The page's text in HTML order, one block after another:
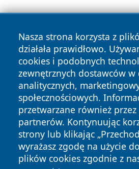
Nasza strona korzysta z
działała prawidłowo.
cookies i podobnych
zewnętrznych dostawców w
analitycznych,
społecznościowych.
przetwarzane również przez
partnerów. Kontynuując
strony lub klikając
wyrażasz zgodę na użycie
plików cookies zgodnie z
Copyright © 2026 faktykrakowa.pl
zastrzeżone.
News Autorzy
Polityka
Prywatności